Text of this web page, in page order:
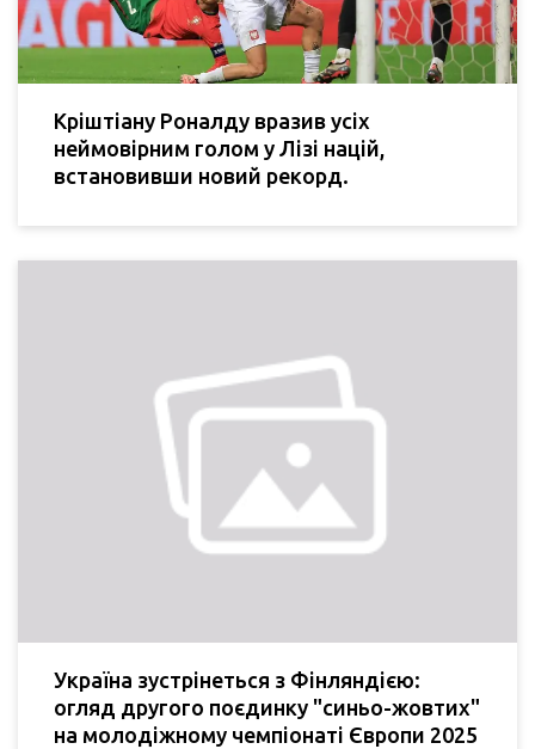
Кріштіану Роналду вразив усіх
неймовірним голом у Лізі націй,
встановивши новий рекорд.
Україна зустрінеться з Фінляндією:
огляд другого поєдинку "синьо-жовтих"
на молодіжному чемпіонаті Європи 2025